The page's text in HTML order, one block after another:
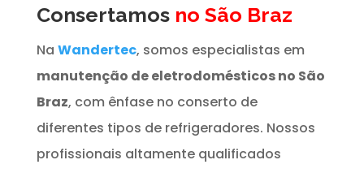
Consertamos no São Braz
Na Wandertec, somos especialistas em
manutenção de eletrodomésticos no São
Braz, com ênfase no conserto de
diferentes tipos de refrigeradores. Nossos
profissionais altamente qualificados